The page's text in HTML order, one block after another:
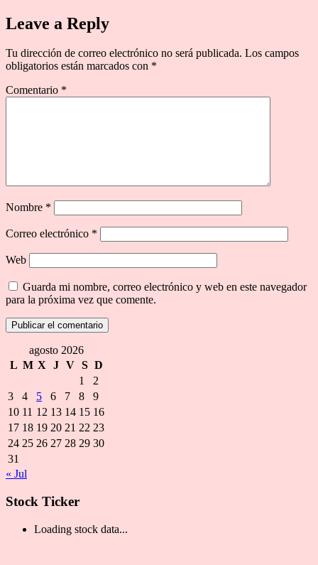
Leave a Reply
Tu dirección de correo electrónico no será publicada. Los campos
obligatorios están marcados con *
Comentario *
Nombre *
Correo electrónico *
Web
Guarda mi nombre, correo electrónico y web en este navegador
para la próxima vez que comente.
agosto 2026
L M X J V S D
1
2
3
4 5 6 7 8
9
10 11 12 13 14 15 16
17 18 19 20 21 22 23
24 25 26 27 28 29 30
31
« Jul
Stock Ticker
Loading stock data...